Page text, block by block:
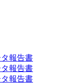
タ報告書
タ報告書
タ報告書